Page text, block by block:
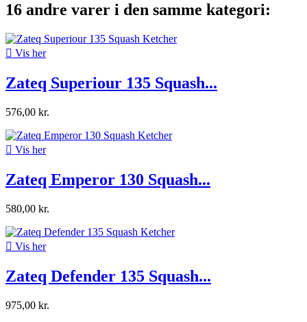
16 andre varer i den samme kategori:
 Vis her
Zateq Superiour 135 Squash...
576,00 kr.
 Vis her
Zateq Emperor 130 Squash...
580,00 kr.
 Vis her
Zateq Defender 135 Squash...
975,00 kr.